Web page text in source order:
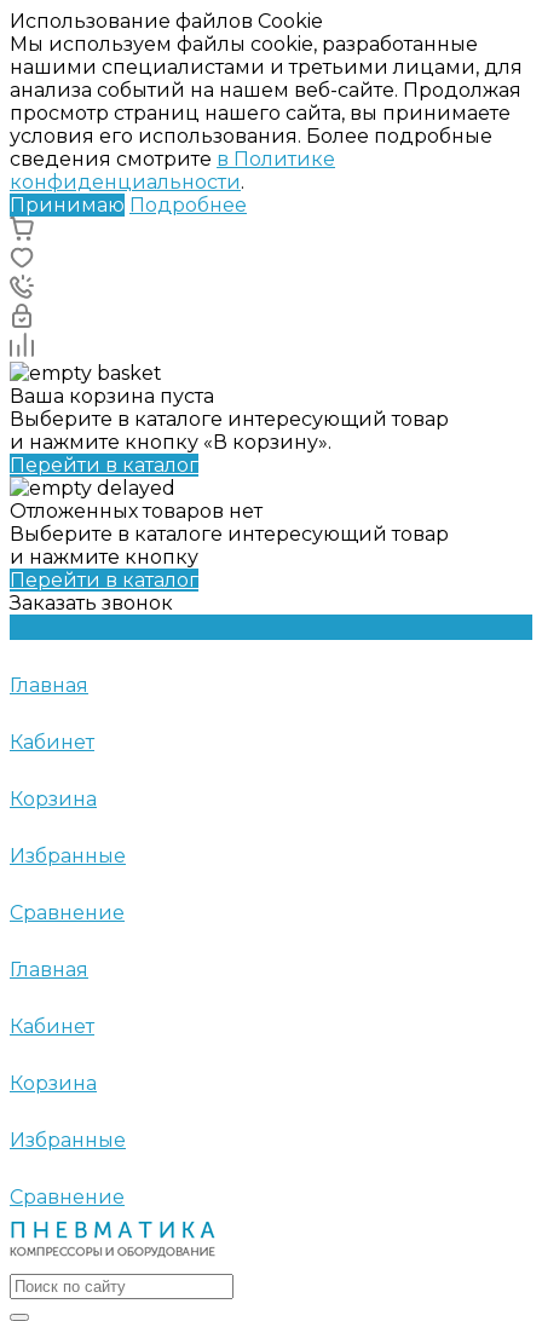
Использование файлов Cookie
Мы используем файлы cookie, разработанные
нашими специалистами и третьими лицами, для
анализа событий на нашем веб-сайте. Продолжая
просмотр страниц нашего сайта, вы принимаете
условия его использования. Более подробные
сведения смотрите в Политике
конфиденциальности.
Принимаю Подробнее
Ваша корзина пуста
Выберите в каталоге интересующий товар
и нажмите кнопку «В корзину».
Перейти в каталог
Отложенных товаров нет
Выберите в каталоге интересующий товар
и нажмите кнопку
Перейти в каталог
Заказать звонок
Главная
Кабинет
Корзина
Избранные
Сравнение
Главная
Кабинет
Корзина
Избранные
Сравнение